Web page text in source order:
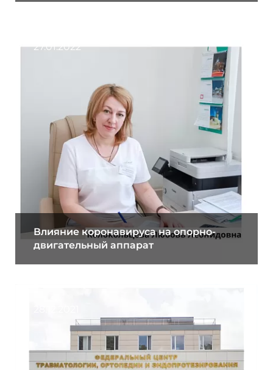
27.01.2022
Влияние коронавируса на опорно-
двигательный аппарат